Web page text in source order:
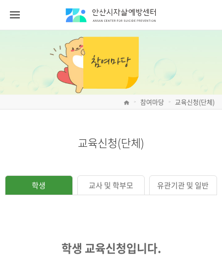
> 참여마당 > 교육신청(단체)
교육신청(단체)
학생 교사 및 학부모 유관기관 및 일반
학생 교육신청입니다.